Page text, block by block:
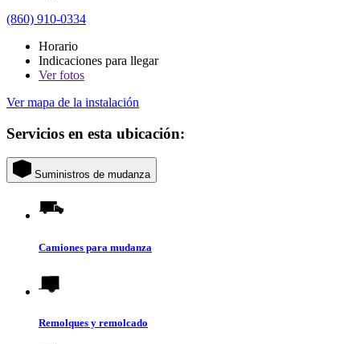
(860) 910-0334
Horario
Indicaciones para llegar
Verfotos
Ver mapa de la instalación
Servicios en esta ubicación:
Suministros de mudanza
Camiones para mudanza
Remolques y remolcado